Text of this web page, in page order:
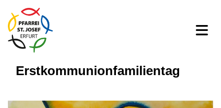
Erstkommunionfamilientag